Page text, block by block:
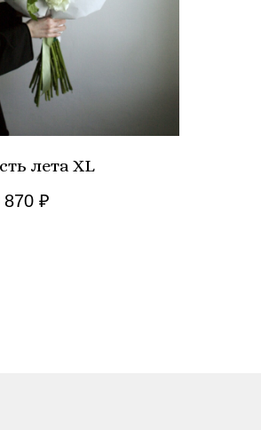
лета XL
870 ₽